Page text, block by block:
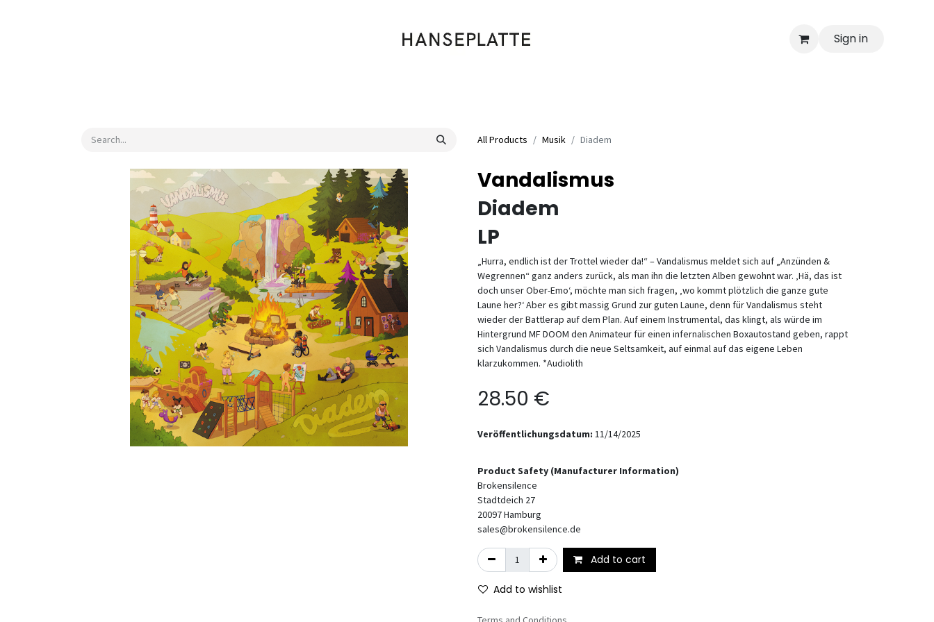
Sign in
All Products Musik Diadem
Vandalismus
Diadem
LP
„Hurra, endlich ist der Trottel wieder da!“ – Vandalismus meldet sich auf „Anzünden &
Wegrennen“ ganz anders zurück, als man ihn die letzten Alben gewohnt war. ‚Hä, das ist
doch unser Ober-Emo‘, möchte man sich fragen, ‚wo kommt plötzlich die ganze gute
Laune her?‘ Aber es gibt massig Grund zur guten Laune, denn für Vandalismus steht
wieder der Battlerap auf dem Plan. Auf einem Instrumental, das klingt, als würde im
Hintergrund MF DOOM den Animateur für einen infernalischen Boxautostand geben, rappt
sich Vandalismus durch die neue Seltsamkeit, auf einmal auf das eigene Leben
klarzukommen. *Audiolith
28.50 €
Veröffentlichungsdatum: 11/14/2025
Product Safety (Manufacturer Information)
Brokensilence
Stadtdeich 27
20097Hamburg
sales@brokensilence.de
Add to cart
Add to wishlist